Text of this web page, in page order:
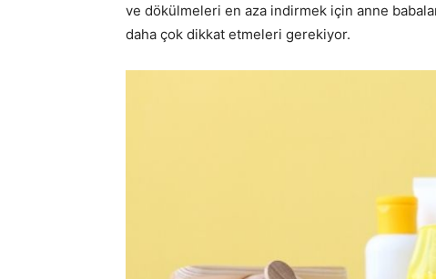
ve dökülmeleri en aza indirmek için anne
daha çok dikkat etmeleri gerekiyor.